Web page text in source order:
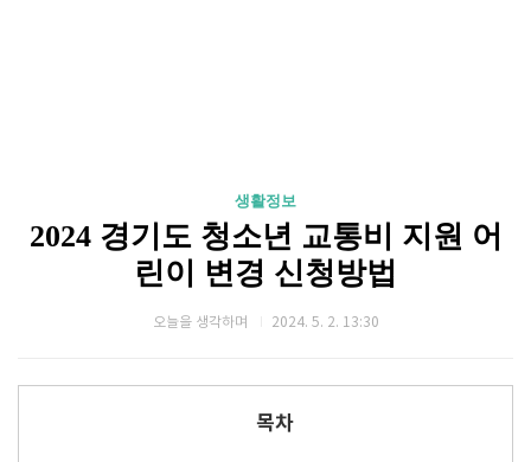
생활정보
2024 경기도 청소년 교통비 지원 어
린이 변경 신청방법
오늘을 생각하며 2024. 5. 2. 13:30
목차